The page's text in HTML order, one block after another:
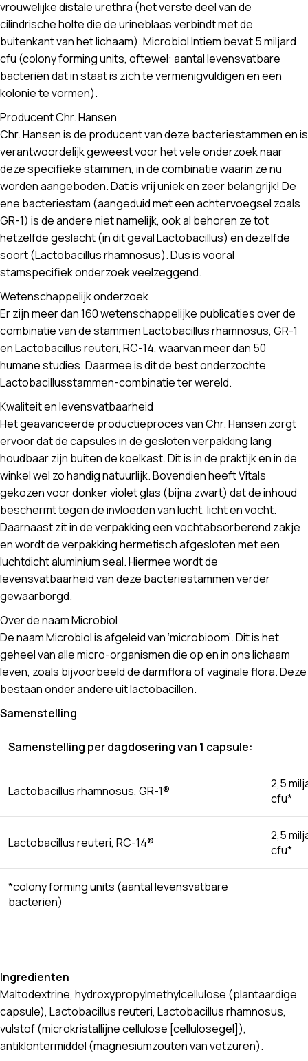
vrouwelijke distale urethra (het verste deel van de
cilindrische holte die de urineblaas verbindt met de
buitenkant van het lichaam). Microbiol Intiem bevat 5 miljard
cfu (colony forming units, oftewel: aantal levensvatbare
bacteriën dat in staat is zich te vermenigvuldigen en een
kolonie te vormen).
Producent Chr. Hansen
Chr. Hansen is de producent van deze bacteriestammen en is
verantwoordelijk geweest voor het vele onderzoek naar
deze specifieke stammen, in de combinatie waarin ze nu
worden aangeboden. Dat is vrij uniek en zeer belangrijk! De
ene bacteriestam (aangeduid met een achtervoegsel zoals
GR-1) is de andere niet namelijk, ook al behoren ze tot
hetzelfde geslacht (in dit geval Lactobacillus) en dezelfde
soort (Lactobacillus rhamnosus). Dus is vooral
stamspecifiek onderzoek veelzeggend.
Wetenschappelijk onderzoek
Er zijn meer dan 160 wetenschappelijke publicaties over de
combinatie van de stammen Lactobacillus rhamnosus, GR-1
en Lactobacillus reuteri, RC-14, waarvan meer dan 50
humane studies. Daarmee is dit de best onderzochte
Lactobacillusstammen-combinatie ter wereld.
Kwaliteit en levensvatbaarheid
Het geavanceerde productieproces van Chr. Hansen zorgt
ervoor dat de capsules in de gesloten verpakking lang
houdbaar zijn buiten de koelkast. Dit is in de praktijk en in de
winkel wel zo handig natuurlijk. Bovendien heeft Vitals
gekozen voor donker violet glas (bijna zwart) dat de inhoud
beschermt tegen de invloeden van lucht, licht en vocht.
Daarnaast zit in de verpakking een vochtabsorberend zakje
en wordt de verpakking hermetisch afgesloten met een
luchtdicht aluminium seal. Hiermee wordt de
levensvatbaarheid van deze bacteriestammen verder
gewaarborgd.
Over de naam Microbiol
De naam Microbiol is afgeleid van ‘microbioom’. Dit is het
geheel van alle micro-organismen die op en in ons lichaam
leven, zoals bijvoorbeeld de darmflora of vaginale flora. Deze
bestaan onder andere uit lactobacillen.
Samenstelling
Samenstelling per dagdosering van 1 capsule:
Lactobacillus rhamnosus, GR-1®
2,5
cfu*
Lactobacillus reuteri, RC-14®
2,5
cfu*
*colony forming units (aantal levensvatbare
bacteriën)
Ingredienten
Maltodextrine, hydroxypropylmethylcellulose (plantaardige
capsule), Lactobacillus reuteri, Lactobacillus rhamnosus,
vulstof (microkristallijne cellulose [cellulosegel]),
antiklontermiddel (magnesiumzouten van vetzuren).